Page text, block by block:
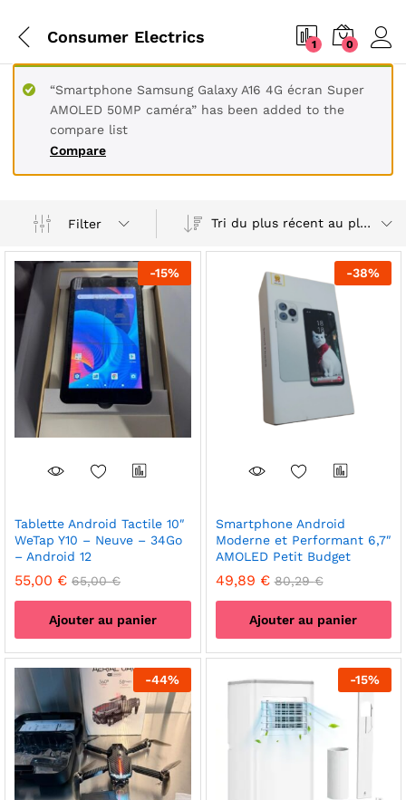
Consumer Electrics 1 0
Compare
“Smartphone Samsung Galaxy A16 4G écran Super
AMOLED 50MP caméra” has been added to the
compare list
Filter Tri du plus récent au plus ancien
-15%
Tablette Android Tactile 10″
WeTap Y10 – Neuve – 34Go
– Android 12
55,00 € 65,00€
Ajouter au panier
-38%
Smartphone Android
Moderne et Performant 6,7″
AMOLED Petit Budget
49,89 € 80,29€
Ajouter au panier
-44% -15%